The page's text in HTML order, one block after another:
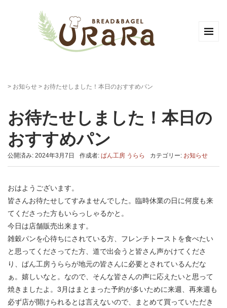
> お知らせ > お待たせしました！本日のおすすめパン
お待たせしました！本日の
おすすめパン
公開済み: 2024年3月7日 作成者: ぱん工房 うらら カテゴリー: お知らせ
おはようございます。
皆さんお待たせしてすみませんでした。臨時休業の日に何度も来
てくださった方もいらっしゃるかと。
今日は店舗販売出来ます。
雑穀パンを心待ちにされている方、フレンチトーストを食べたい
と思ってくださってた方、道で出会うと皆さん声かけてくださ
り、ぱん工房うららが地元の皆さんに必要とされているんだな
ぁ。嬉しいなと。なので、そんな皆さんの声に応えたいと思って
焼きましたよ。3月はまとまった予約が多いために来週、再来週も
必ず店が開けられるとは言えないので、まとめて買っていただき